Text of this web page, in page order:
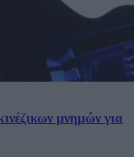
μνημών για